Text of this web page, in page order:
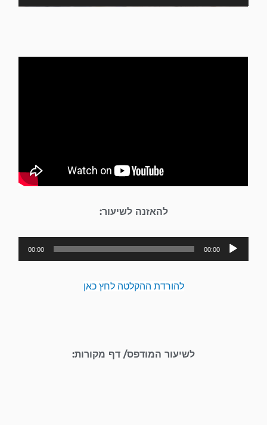
להאזנה לשיעור:
נגן
אודיו
00:00
00:00
להורדת ההקלטה לחץ כאן
לשיעור המודפס/ דף מקורות: